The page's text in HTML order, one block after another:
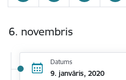
6. novembris
Datums
9. janvāris, 2020